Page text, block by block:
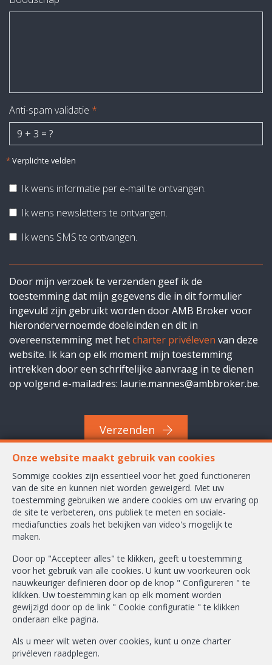
Anti-spam validatie *
*Verplichte velden
Ik wens informatie per e-mail te ontvangen.
Ik wens newsletters te ontvangen.
Ik wens SMS te ontvangen.
Door mijn verzoek te verzenden geef ik de
toestemming dat mijn gegevens die in dit formulier
ingevuld zijn gebruikt worden door AMB Broker voor
hierondervernoemde doeleinden en dit in
overeenstemming met hetcharter privéleven van deze
website. Ik kan op elk moment mijn toestemming
intrekken door een schriftelijke aanvraag in te dienen
op volgend e-mailadres: laurie.mannes@ambbroker.be.
Verzenden
Onze website maakt gebruik van cookies
Sommige cookies zijn essentieel voor het goed functioneren
van de site en kunnen niet worden geweigerd. Met uw
toestemming gebruiken we andere cookies om uw ervaring op
de site te verbeteren, ons publiek te meten en sociale-
mediafuncties zoals het bekijken van video's mogelijk te
maken.
Door op "Accepteer alles" te klikken, geeft u toestemming
voor het gebruik van alle cookies. U kunt uw voorkeuren ook
nauwkeuriger definiëren door op de knop " Configureren " te
klikken. Uw toestemming kan op elk moment worden
gewijzigd door op de link " Cookie configuratie " te klikken
onderaan elke pagina.
Als u meer wilt weten over cookies, kunt u onze charter
privéleven raadplegen.
Waversesteenweg 2245 A
1160 Oudergem
+32-2/658.24.52
info@ambbroker.be
BIV-erkende vastgoedmakelaar-bemiddelaar in België, BIV N° 503.610
Ondernemingsnummer : BTW BE-0465.304.644
Toezichthoudende Autoriteit : Beroepinstituut van Vastgoedmakelaars
Luxemburgstraat, 16B - 1000 Brussel (+32 2 505 38 50 - info@biv.be) -
BA en borgstelling via NV AXA Belgium, Troonplein 1, 1000 Brussel